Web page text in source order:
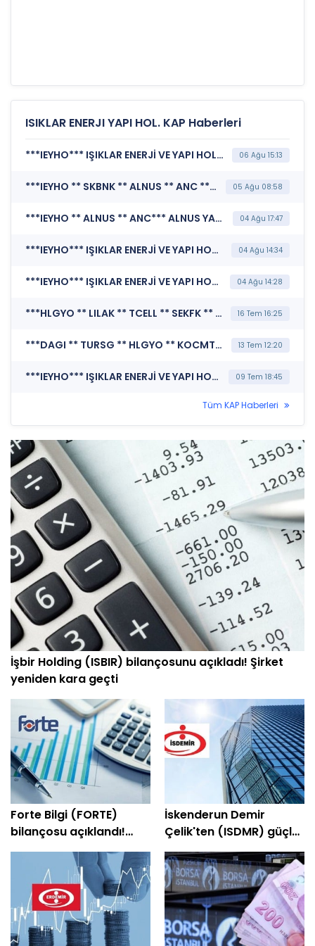
ISIKLAR ENERJI YAPI HOL. KAP Haberleri
***IEYHO*** IŞIKLAR ENERJİ VE YAPI HOLDİNG A.Ş. (Özel Durum Açıklaması (Genel)) 06 Ağu 15:13
***IEYHO ** SKBNK ** ALNUS ** ANC ** SEK ** IZFAS ** PHE ** YEOTK*** KAMUYU AYDINLATMA PLATFORMU (Kamuyu Aydınlatma Platformu Duyurusu) 05 Ağu 08:58
***IEYHO ** ALNUS ** ANC*** ALNUS YATIRIM MENKUL DEĞERLER A.Ş. (Pay Alım Satım Bildirimi) 04 Ağu 17:47
***IEYHO*** IŞIKLAR ENERJİ VE YAPI HOLDİNG A.Ş. (Şirket Genel Bilgi Formu) 04 Ağu 14:34
***IEYHO*** IŞIKLAR ENERJİ VE YAPI HOLDİNG A.Ş. (Özel Durum Açıklaması (Genel)) 04 Ağu 14:28
***HLGYO ** LILAK ** TCELL ** SEKFK ** TRALT ** CWENE ** GIPTA ** CRFSA ** SKBNK ** SNGYO ** ALARK ** TNZTP ** DOHOL ** ENKAI ** KUVVA ** IEYHO ** AKSA ** PETKM ** AKENR ** RUZYE ** EKOS ** HRKET ** NTHOL ** OZYSR ** DZGYO ** ENDAE ** EREGL ** OTKAR ** ISCTR ** FRMPL*** MERKEZİ KAYIT KURULUŞU A.Ş. (Borsada İşlem Gören Tipe Dönüşüm Duyurusu) 16 Tem 16:25
***DAGI ** TURSG ** HLGYO ** KOCMT ** ALBRK ** TCELL ** SEKFK ** CEMAS ** SISE ** TSPOR ** VAKFN ** SKBNK ** BIOEN ** DENGE ** IHLGM ** GSDDE ** BETAE ** GRNYO ** SANEL ** SELVA ** VKGYO ** EKGYO ** VERTU ** KAREL ** KUVVA ** IEYHO ** PRZMA ** ARMGD ** EUYO ** GENTS ** DOFRB ** KARSN ** ISFIN ** BRKO ** HRKET ** NTHOL ** OZYSR ** TTKOM ** KZBGY ** USAK ** SRVGY ** BFREN ** BAGFS ** TEKTU*** MERKEZİ KAYIT KURULUŞU A.Ş. (SPK İşlem Yasağı Nedeniyle Pay Duyurusu) 13 Tem 12:20
***IEYHO*** IŞIKLAR ENERJİ VE YAPI HOLDİNG A.Ş. (Özel Durum Açıklaması (Genel)) 09 Tem 18:45
Tüm KAP Haberleri
İşbir Holding (ISBIR) bilançosunu açıkladı! Şirket
yeniden kara geçti
Forte Bilgi (FORTE)
bilançosu açıklandı!
Şirket yeniden kâra
İskenderun Demir
Çelik'ten (ISDMR) güçlü
bilanço! Net kâr yüzde
203 arttı